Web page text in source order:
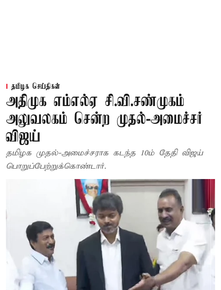
தமிழக செய்திகள்
அதிமுக எம்எல்ஏ சி.வி.சண்முகம்
அலுவலகம் சென்ற முதல்-அமைச்சர்
விஜய்
தமிழக முதல்-அமைச்சராக கடந்த 10ம் தேதி விஜய்
பொறுப்பேற்றுக்கொண்டார்.